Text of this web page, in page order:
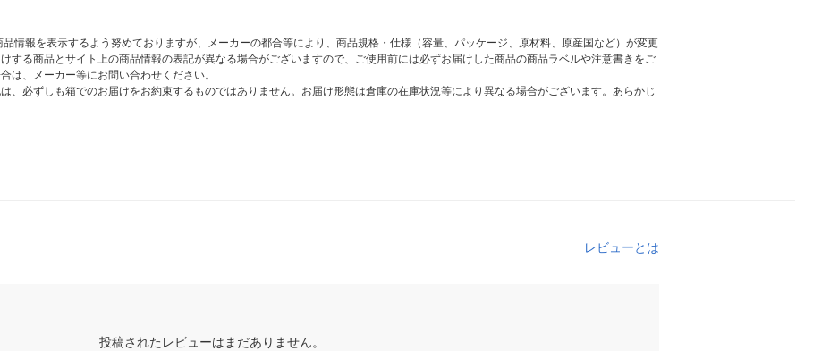
情報を表示するよう努めておりますが、メーカーの都合等により、商品規格・仕様（容量、パッケージ、原材料、原産国など）が変更
する商品とサイト上の商品情報の表記が異なる場合がございますので、ご使用前には必ずお届けした商品の商品ラベルや注意書きをご
は、メーカー等にお問い合わせください。
、必ずしも箱でのお届けをお約束するものではありません。お届け形態は倉庫の在庫状況等により異なる場合がございます。あらかじ
レビューとは
投稿されたレビューはまだありません。